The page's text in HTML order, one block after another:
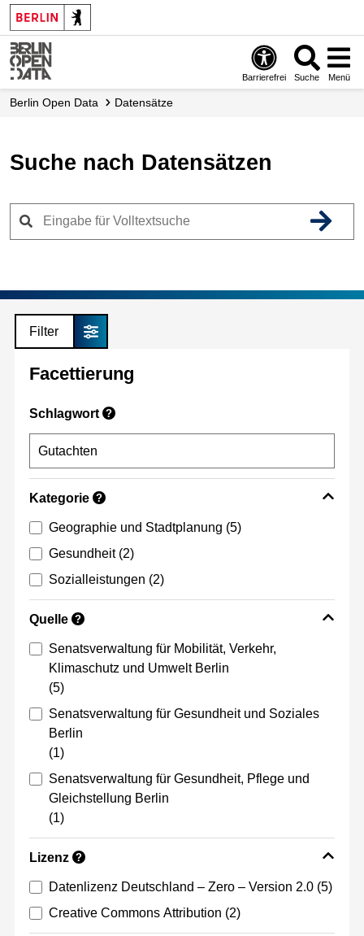
Skip
to
main
content
Barrierefrei Suche Menü
Berlin Open Data Datensätze
Suche nach Datensätzen
Filter
Facettierung
Schlagwort ?
Kategorie ?
Geographie und Stadtplanung (5)
Gesundheit (2)
Sozialleistungen (2)
Quelle ?
Senatsverwaltung für Mobilität, Verkehr,
Klimaschutz und Umwelt Berlin
(5)
Senatsverwaltung für Gesundheit und Soziales
Berlin
(1)
Senatsverwaltung für Gesundheit, Pflege und
Gleichstellung Berlin
(1)
Lizenz ?
Datenlizenz Deutschland – Zero – Version 2.0 (5)
Creative Commons Attribution (2)